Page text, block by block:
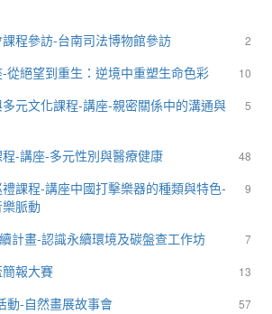
2
程參訪-台南司法博物館參訪
10
從絕望到重生：逆境中重塑生命色彩
5
元文化課程-講座-親密關係中的溝通與
48
-講座-多元性別與醫療健康
9
課程-講座中國打擊樂器的種類與特色-
脈動
7
計畫-認識永續環境及碳盤查工作坊
13
報大賽
57
動-自然畫展故事會